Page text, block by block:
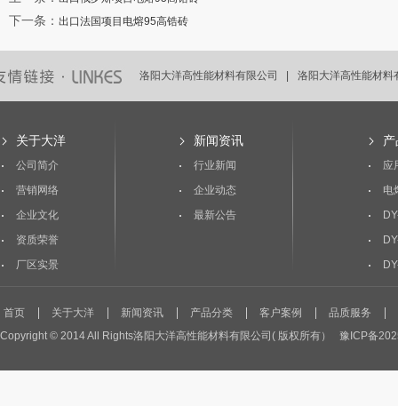
下一条 ： 出口法国项目电熔95高锆砖
洛阳大洋高性能材料有限公司 | 洛阳大洋高性能材
关于大洋
公司简介
营销网络
企业文化
资质荣誉
厂区实景
新闻资讯
行业新闻
企业动态
最新公告
应
电
首页 关于大洋 新闻资讯 产品分类 客户案例
品质服务
Copyright © 2014 All Rights洛阳大洋高性能材料有限公司( 版权所有）
豫ICP备